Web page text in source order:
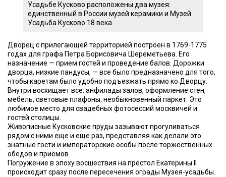
Усадьбе Кусково расположены два музея:
единственный в России музей керамики и Музей
Усадьба Кусково 18 века
Дворец с прилегающей территорией построен в 1769-1775
годах для графа Петра Борисовича Шереметьева. Его
назначение — прием гостей и проведение балов. Дорожки
дворца, низкие пандусы, — все было предназначено для того,
чтобы каретам было удобно подъезжать прямо ко Дворцу.
Внутри восхищает все: анфилады залов, оформление стен,
мебель, световые плафоны, необыкновенный паркет. Это
любимое место для свадебных фотосессий москвичей и
гостей столицы.
Живописные Кусковские пруды зазывают прогуливаться
рядом с ними еще и еще раз, представляя как делали это
знатные гости и императорские особы после торжественных
обедов и приемов.
Погружение в эпоху восшествия на престол Екатерины II
происходит сразу после пересечения ограды Музея-усадьбы.